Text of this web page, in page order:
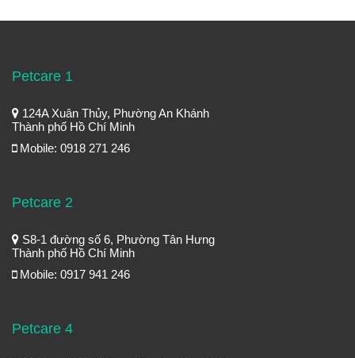
Petcare 1
124A Xuân Thủy, Phường An Khánh
Thành phố Hồ Chí Minh
Mobile: 0918 271 246
Petcare 2
S8-1 đường số 6, Phường Tân Hưng
Thành phố Hồ Chí Minh
Mobile: 0917 941 246
Petcare 4